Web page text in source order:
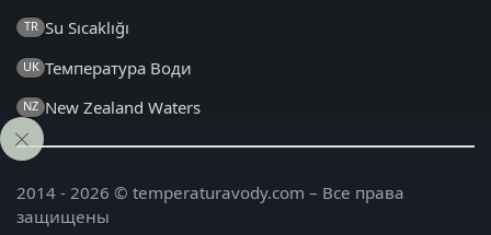
TR Su Sıcaklığı
UK Температура Води
NZ New Zealand Waters
2014 - 2026 © temperaturavody.com – Все права
защищены